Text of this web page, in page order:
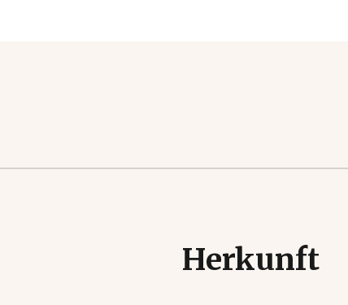
Herkunft